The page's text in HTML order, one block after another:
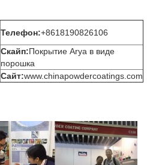
Телефон:+8618190826106
Скайп:Покрытие Arya в виде
порошка
Сайт:www.chinapowdercoatings.com